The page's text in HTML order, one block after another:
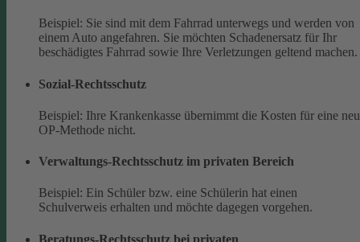
Beispiel: Sie sind mit dem Fahrrad unterwegs und werden von
einem Auto angefahren. Sie möchten Schadenersatz für Ihr
beschädigtes Fahrrad sowie Ihre Verletzungen geltend machen.
Sozial-Rechtsschutz
Beispiel: Ihre Krankenkasse übernimmt die Kosten für eine
OP-Methode nicht.
Verwaltungs-Rechtsschutz im privaten Bereich
Beispiel: Ein Schüler bzw. eine Schülerin hat einen
Schulverweis erhalten und möchte dagegen vorgehen.
Beratungs-Rechtsschutz bei privaten